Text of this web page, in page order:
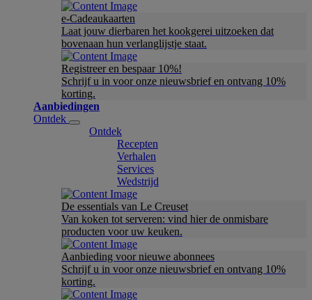
e-Cadeaukaarten
Laat jouw dierbaren het kookgerei uitzoeken dat
bovenaan hun verlanglijstje staat.
Registreer en bespaar 10%!
Schrijf u in voor onze nieuwsbrief en ontvang 10%
korting.
Aanbiedingen
Ontdek
Ontdek
Recepten
Verhalen
Services
Wedstrijd
De essentials van Le Creuset
Van koken tot serveren: vind hier de onmisbare
producten voor uw keuken.
Aanbieding voor nieuwe abonnees
Schrijf u in voor onze nieuwsbrief en ontvang 10%
korting.